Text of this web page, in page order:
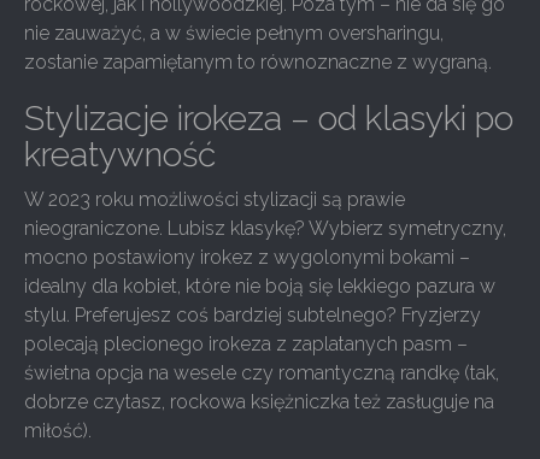
nie zauważyć, a w świecie pełnym oversharingu,
zostanie zapamiętanym to równoznaczne z wygraną.
Stylizacje irokeza – od klasyki po
kreatywność
W 2023 roku możliwości stylizacji są prawie
nieograniczone. Lubisz klasykę? Wybierz symetryczny,
mocno postawiony irokez z wygolonymi bokami –
idealny dla kobiet, które nie boją się lekkiego pazura w
stylu. Preferujesz coś bardziej subtelnego? Fryzjerzy
polecają plecionego irokeza z zaplatanych pasm –
świetna opcja na wesele czy romantyczną randkę (tak,
dobrze czytasz, rockowa księżniczka też zasługuje na
miłość).